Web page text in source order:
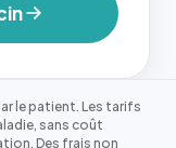
le patient. Les tarifs
sans coût
Des frais non